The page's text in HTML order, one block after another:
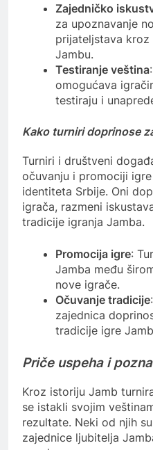
Zajedničko
za upoznavanje
prijateljstava kroz
Jambu.
Testiranje veština
omogućava
testiraju i
Kako turniri doprinose
Turniri i društveni
očuvanju i promociji
identiteta Srbije. Oni
igrača, razmeni
tradicije igranja Jamba.
Promocija igre:
Jamba među
nove igrače.
Očuvanje tradicije
zajednica
tradicije igre
Priče uspeha i
Kroz istoriju Jamb
se istakli svojim
rezultate. Neki od njih
zajednice ljubitelja